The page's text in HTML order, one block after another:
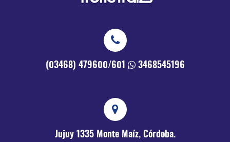
(03468) 479600/601 3468545196
Jujuy 1335 Monte Maíz, Córdoba.